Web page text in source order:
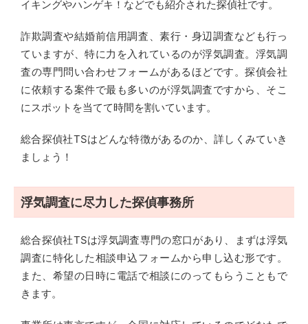
イキングやハンゲキ！などでも紹介された探偵社です。
詐欺調査や結婚前信用調査、素行・身辺調査なども行っ
ていますが、特に力を入れているのが浮気調査。浮気調
査の専門問い合わせフォームがあるほどです。探偵会社
に依頼する案件で最も多いのが浮気調査ですから、そこ
にスポットを当てて時間を割いています。
総合探偵社TSはどんな特徴があるのか、詳しくみていき
ましょう！
浮気調査に尽力した探偵事務所
総合探偵社TSは浮気調査専門の窓口があり、まずは浮気
調査に特化した相談申込フォームから申し込む形です。
また、希望の日時に電話で相談にのってもらうこともで
きます。